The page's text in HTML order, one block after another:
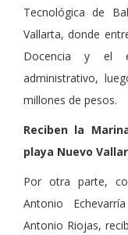
Tecnológica de
Vallarta, donde
Docencia y el
administrativo,
millones de pesos.
Reciben la
playa Nuevo
Por otra parte,
Antonio
Antonio Riojas,